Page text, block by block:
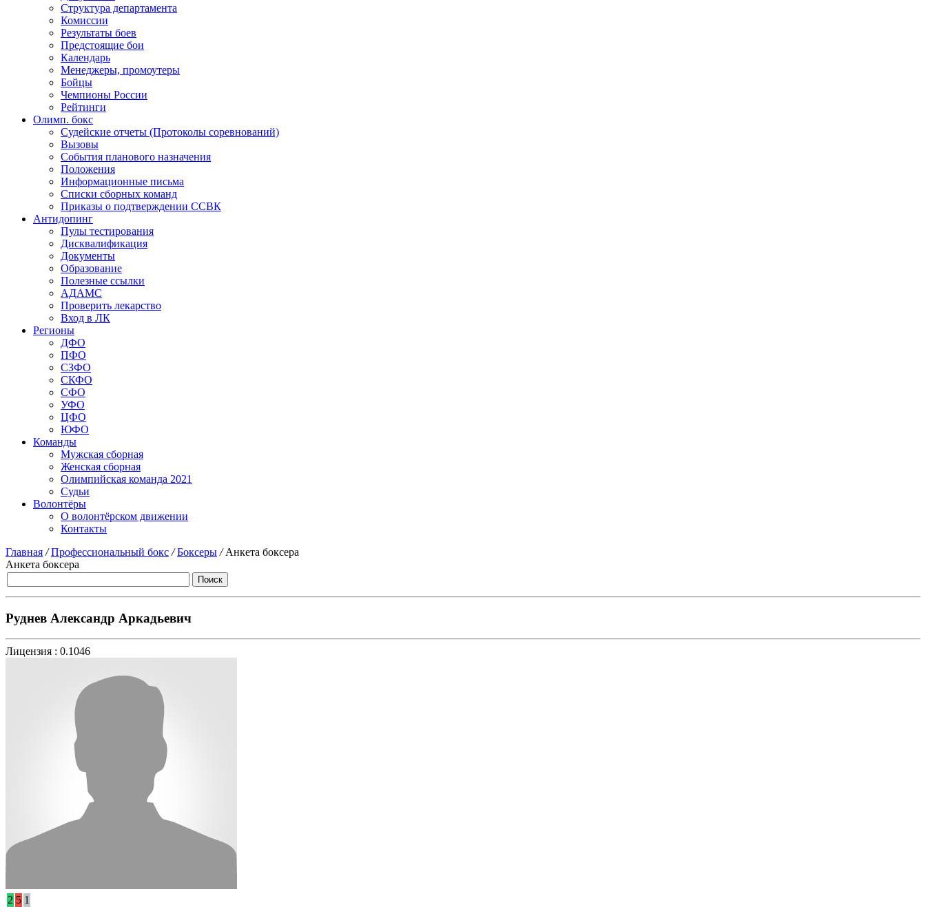
Структура департамента
Комиссии
Результаты боев
Предстоящие бои
Календарь
Менеджеры, промоутеры
Бойцы
Чемпионы России
Рейтинги
Олимп. бокс
Судейские отчеты (Протоколы соревнований)
Вызовы
События планового назначения
Положения
Информационные письма
Списки сборных команд
Приказы о подтверждении ССВК
Антидопинг
Пулы тестирования
Дисквалификация
Документы
Образование
Полезные ссылки
АДАМС
Проверить лекарство
Вход в ЛК
Регионы
ДФО
ПФО
СЗФО
СКФО
СФО
УФО
ЦФО
ЮФО
Команды
Мужская сборная
Женская сборная
Олимпийская команда 2021
Судьи
Волонтёры
О волонтёрском движении
Контакты
Главная / Профессиональный бокс / Боксеры /Анкета боксера
Анкета боксера
Руднев Александр Аркадьевич
Лицензия : 0.1046
2 5 1